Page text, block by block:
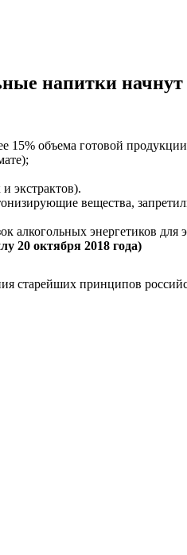
напитки
15% объема готовой
экстрактов).
вещества,
алкогольных энергетиков для
20 октября 2018 года)
принципов